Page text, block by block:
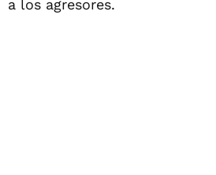
a los agresores.